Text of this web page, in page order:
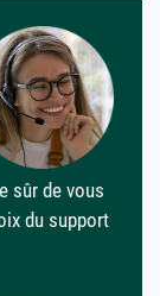
sûr de vous
du support